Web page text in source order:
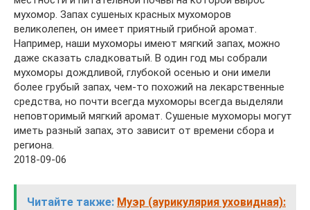
мухомор. Запах сушеных красных мухоморов
великолепен, он имеет приятный грибной аромат.
Например, наши мухоморы имеют мягкий запах, можно
даже сказать сладковатый. В один год мы собрали
мухоморы дождливой, глубокой осенью и они имели
более грубый запах, чем-то похожий на лекарственные
средства, но почти всегда мухоморы всегда выделяли
неповторимый мягкий аромат. Сушеные мухоморы могут
иметь разный запах, это зависит от времени сбора и
региона.
2018-09-06
Читайте также: Муэр (аурикулярия уховидная):